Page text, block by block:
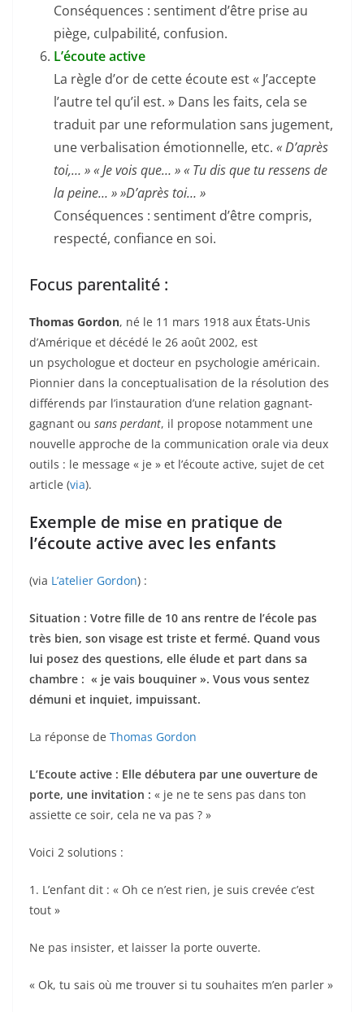
Conséquences : sentiment d’être prise au
piège, culpabilité, confusion.
L’écoute active
La règle d’or de cette écoute est « J’accepte
l’autre tel qu’il est. » Dans les faits, cela se
traduit par une reformulation sans jugement,
une verbalisation émotionnelle, etc. « D’après
toi,… » « Je vois que… » « Tu dis que tu ressens de
la peine… » »D’après toi… »
Conséquences : sentiment d’être compris,
respecté, confiance en soi.
Focus parentalité :
Thomas Gordon, né le 11 mars 1918 aux États-Unis
d’Amérique et décédé le 26 août 2002, est
un psychologue et docteur en psychologie américain.
Pionnier dans la conceptualisation de la résolution des
différends par l’instauration d’une relation gagnant-
gagnant ou sans perdant, il propose notamment une
nouvelle approche de la communication orale via deux
outils : le message « je » et l’écoute active, sujet de cet
article (via).
Exemple de mise en pratique de
l’écoute active avec les enfants
(via L’atelier Gordon) :
Situation : Votre fille de 10 ans rentre de l’école pas
très bien, son visage est triste et fermé. Quand vous
lui posez des questions, elle élude et part dans sa
chambre : « je vais bouquiner ». Vous vous sentez
démuni et inquiet, impuissant.
La réponse de Thomas Gordon
L’Ecoute active : Elle débutera par une ouverture de
porte, une invitation : « je ne te sens pas dans ton
assiette ce soir, cela ne va pas ? »
Voici 2 solutions :
1. L’enfant dit : « Oh ce n’est rien, je suis crevée c’est
tout »
Ne pas insister, et laisser la porte ouverte.
« Ok, tu sais où me trouver si tu souhaites m’en parler »